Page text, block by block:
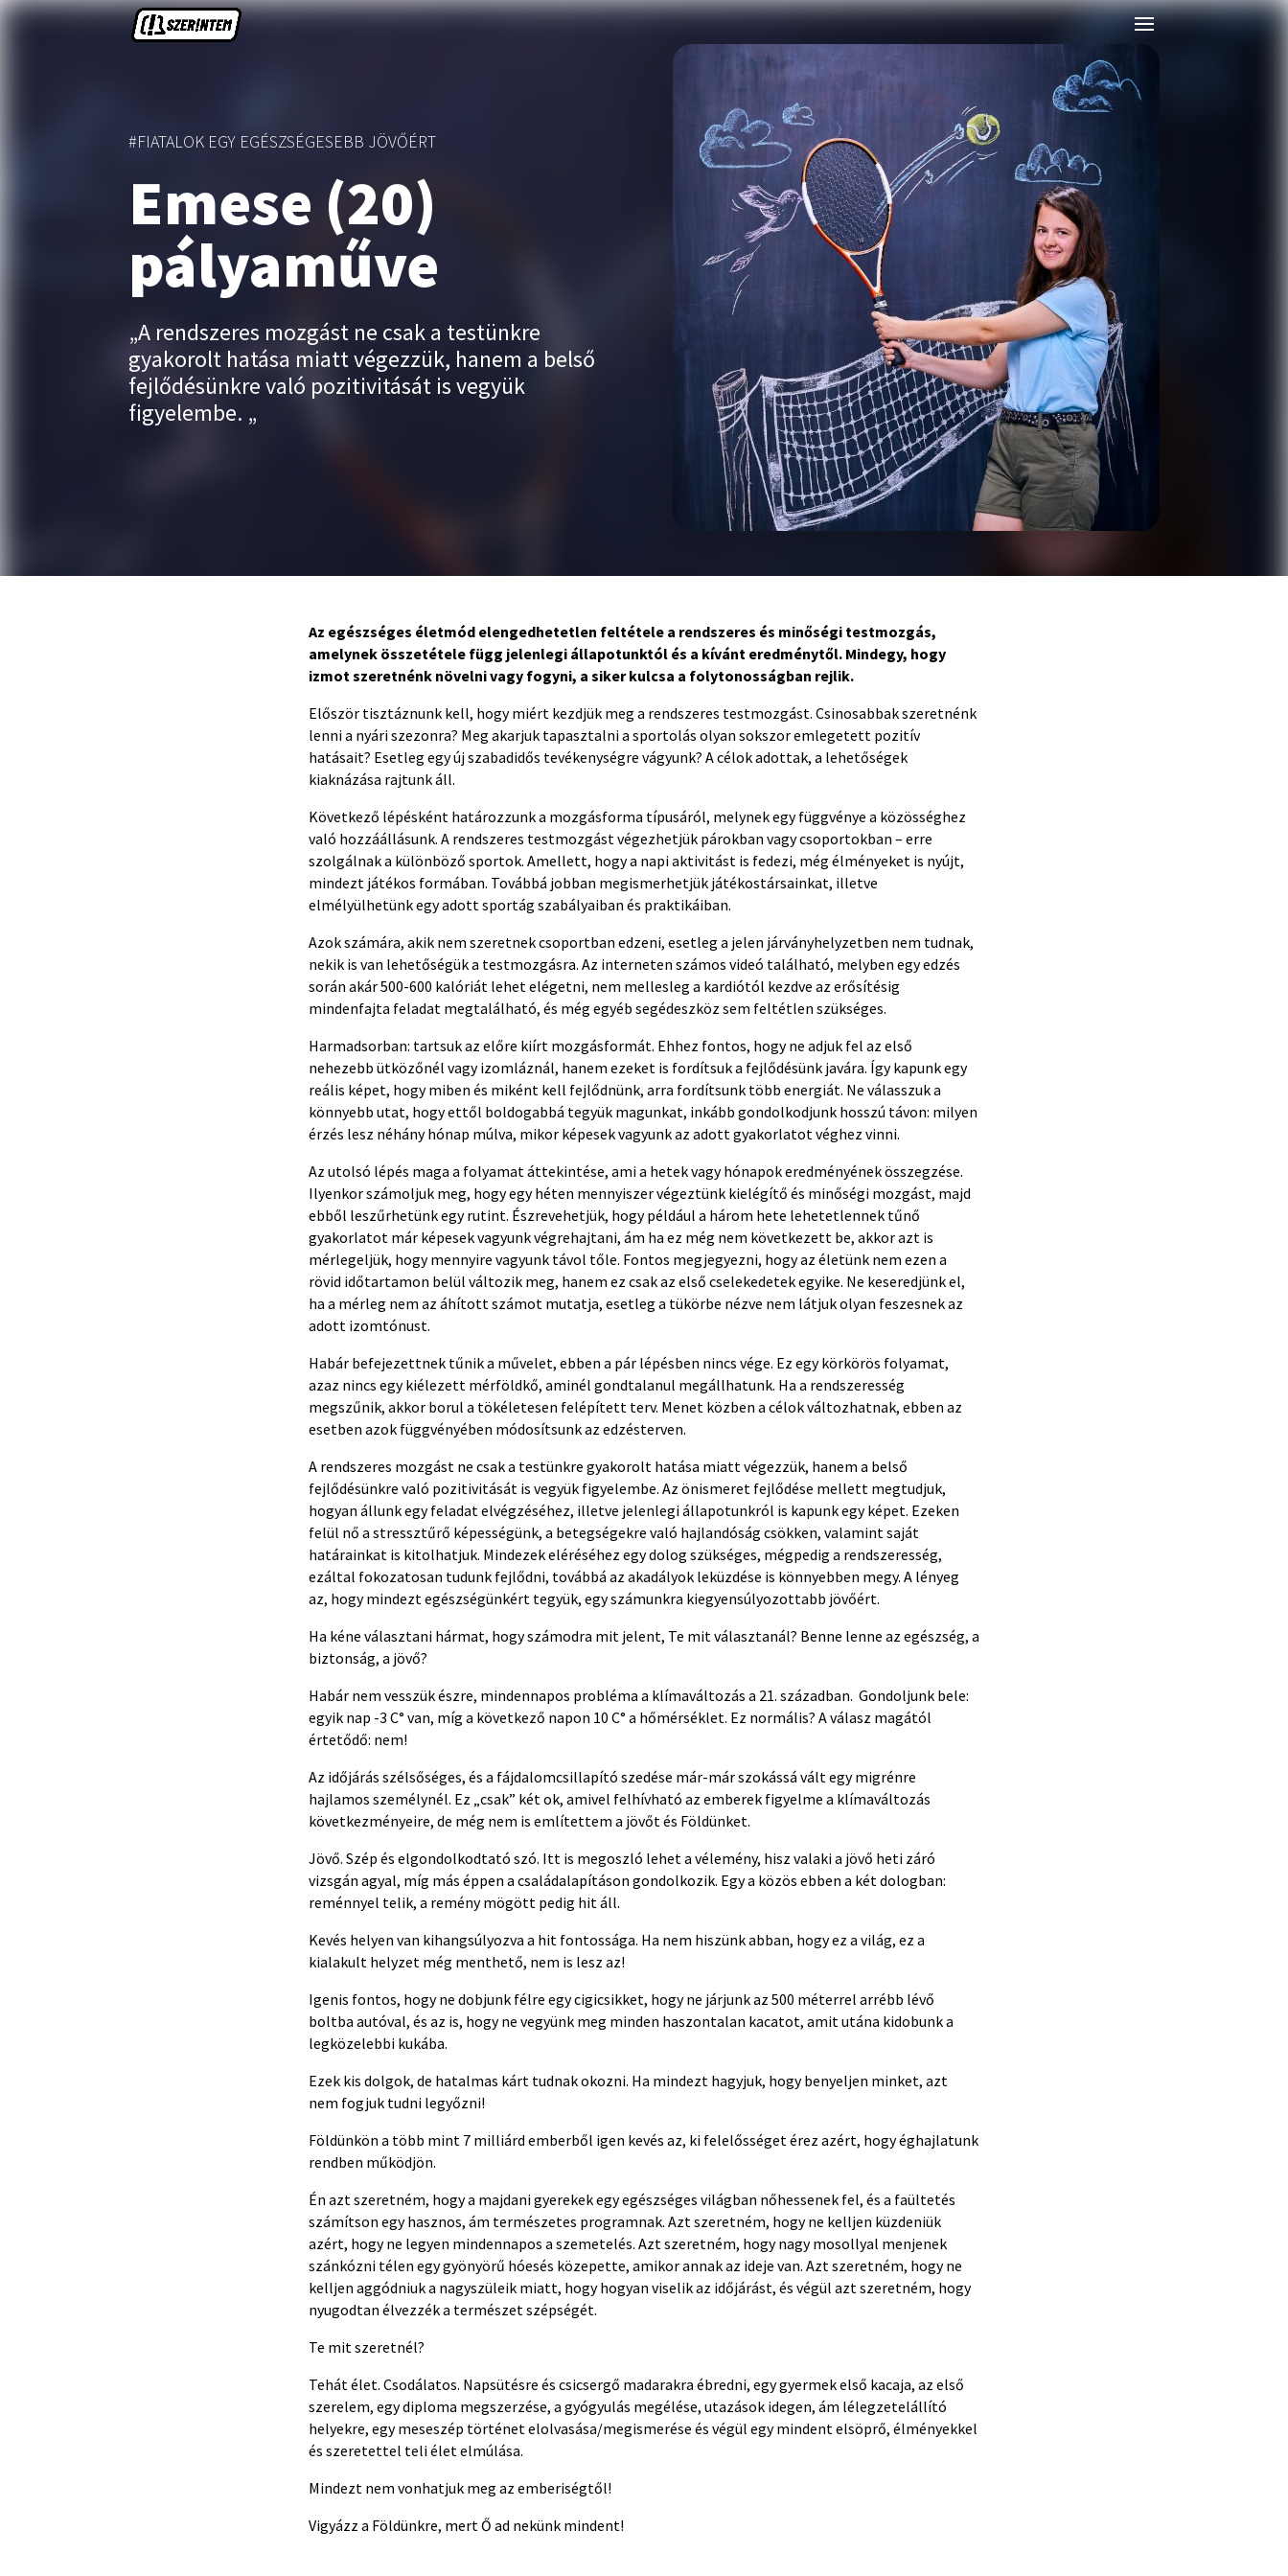
#FIATALOK EGY EGÉSZSÉGESEBB JÖVŐÉRT
Emese (20)
pályaműve
„A rendszeres mozgást ne csak a testünkre
gyakorolt hatása miatt végezzük, hanem a belső
fejlődésünkre való pozitivitását is vegyük
figyelembe. „
Az egészséges életmód elengedhetetlen feltétele a rendszeres és minőségi testmozgás,
amelynek összetétele függ jelenlegi állapotunktól és a kívánt eredménytől. Mindegy, hogy
izmot szeretnénk növelni vagy fogyni, a siker kulcsa a folytonosságban rejlik.
Először tisztáznunk kell, hogy miért kezdjük meg a rendszeres testmozgást. Csinosabbak szeretnénk
lenni a nyári szezonra? Meg akarjuk tapasztalni a sportolás olyan sokszor emlegetett pozitív
hatásait? Esetleg egy új szabadidős tevékenységre vágyunk? A célok adottak, a lehetőségek
kiaknázása rajtunk áll.
Következő lépésként határozzunk a mozgásforma típusáról, melynek egy függvénye a közösséghez
való hozzáállásunk. A rendszeres testmozgást végezhetjük párokban vagy csoportokban – erre
szolgálnak a különböző sportok. Amellett, hogy a napi aktivitást is fedezi, még élményeket is nyújt,
mindezt játékos formában. Továbbá jobban megismerhetjük játékostársainkat, illetve
elmélyülhetünk egy adott sportág szabályaiban és praktikáiban.
Azok számára, akik nem szeretnek csoportban edzeni, esetleg a jelen járványhelyzetben nem tudnak,
nekik is van lehetőségük a testmozgásra. Az interneten számos videó található, melyben egy edzés
során akár 500-600 kalóriát lehet elégetni, nem mellesleg a kardiótól kezdve az erősítésig
mindenfajta feladat megtalálható, és még egyéb segédeszköz sem feltétlen szükséges.
Harmadsorban: tartsuk az előre kiírt mozgásformát. Ehhez fontos, hogy ne adjuk fel az első
nehezebb ütközőnél vagy izomláznál, hanem ezeket is fordítsuk a fejlődésünk javára. Így kapunk egy
reális képet, hogy miben és miként kell fejlődnünk, arra fordítsunk több energiát. Ne válasszuk a
könnyebb utat, hogy ettől boldogabbá tegyük magunkat, inkább gondolkodjunk hosszú távon: milyen
érzés lesz néhány hónap múlva, mikor képesek vagyunk az adott gyakorlatot véghez vinni.
Az utolsó lépés maga a folyamat áttekintése, ami a hetek vagy hónapok eredményének összegzése.
Ilyenkor számoljuk meg, hogy egy héten mennyiszer végeztünk kielégítő és minőségi mozgást, majd
ebből leszűrhetünk egy rutint. Észrevehetjük, hogy például a három hete lehetetlennek tűnő
gyakorlatot már képesek vagyunk végrehajtani, ám ha ez még nem következett be, akkor azt is
mérlegeljük, hogy mennyire vagyunk távol tőle. Fontos megjegyezni, hogy az életünk nem ezen a
rövid időtartamon belül változik meg, hanem ez csak az első cselekedetek egyike. Ne keseredjünk el,
ha a mérleg nem az áhított számot mutatja, esetleg a tükörbe nézve nem látjuk olyan feszesnek az
adott izomtónust.
Habár befejezettnek tűnik a művelet, ebben a pár lépésben nincs vége. Ez egy körkörös folyamat,
azaz nincs egy kiélezett mérföldkő, aminél gondtalanul megállhatunk. Ha a rendszeresség
megszűnik, akkor borul a tökéletesen felépített terv. Menet közben a célok változhatnak, ebben az
esetben azok függvényében módosítsunk az edzésterven.
A rendszeres mozgást ne csak a testünkre gyakorolt hatása miatt végezzük, hanem a belső
fejlődésünkre való pozitivitását is vegyük figyelembe. Az önismeret fejlődése mellett megtudjuk,
hogyan állunk egy feladat elvégzéséhez, illetve jelenlegi állapotunkról is kapunk egy képet. Ezeken
felül nő a stressztűrő képességünk, a betegségekre való hajlandóság csökken, valamint saját
határainkat is kitolhatjuk. Mindezek eléréséhez egy dolog szükséges, mégpedig a rendszeresség,
ezáltal fokozatosan tudunk fejlődni, továbbá az akadályok leküzdése is könnyebben megy. A lényeg
az, hogy mindezt egészségünkért tegyük, egy számunkra kiegyensúlyozottabb jövőért.
Ha kéne választani hármat, hogy számodra mit jelent, Te mit választanál? Benne lenne az egészség, a
biztonság, a jövő?
Habár nem vesszük észre, mindennapos probléma a klímaváltozás a 21. században. Gondoljunk bele:
egyik nap -3 C° van, míg a következő napon 10 C° a hőmérséklet. Ez normális? A válasz magától
értetődő: nem!
Az időjárás szélsőséges, és a fájdalomcsillapító szedése már-már szokássá vált egy migrénre
hajlamos személynél. Ez „csak” két ok, amivel felhívható az emberek figyelme a klímaváltozás
következményeire, de még nem is említettem a jövőt és Földünket.
Jövő. Szép és elgondolkodtató szó. Itt is megoszló lehet a vélemény, hisz valaki a jövő heti záró
vizsgán agyal, míg más éppen a családalapításon gondolkozik. Egy a közös ebben a két dologban:
reménnyel telik, a remény mögött pedig hit áll.
Kevés helyen van kihangsúlyozva a hit fontossága. Ha nem hiszünk abban, hogy ez a világ, ez a
kialakult helyzet még menthető, nem is lesz az!
Igenis fontos, hogy ne dobjunk félre egy cigicsikket, hogy ne járjunk az 500 méterrel arrébb lévő
boltba autóval, és az is, hogy ne vegyünk meg minden haszontalan kacatot, amit utána kidobunk a
legközelebbi kukába.
Ezek kis dolgok, de hatalmas kárt tudnak okozni. Ha mindezt hagyjuk, hogy benyeljen minket, azt
nem fogjuk tudni legyőzni!
Földünkön a több mint 7 milliárd emberből igen kevés az, ki felelősséget érez azért, hogy éghajlatunk
rendben működjön.
Én azt szeretném, hogy a majdani gyerekek egy egészséges világban nőhessenek fel, és a faültetés
számítson egy hasznos, ám természetes programnak. Azt szeretném, hogy ne kelljen küzdeniük
azért, hogy ne legyen mindennapos a szemetelés. Azt szeretném, hogy nagy mosollyal menjenek
szánkózni télen egy gyönyörű hóesés közepette, amikor annak az ideje van. Azt szeretném, hogy ne
kelljen aggódniuk a nagyszüleik miatt, hogy hogyan viselik az időjárást, és végül azt szeretném, hogy
nyugodtan élvezzék a természet szépségét.
Te mit szeretnél?
Tehát élet. Csodálatos. Napsütésre és csicsergő madarakra ébredni, egy gyermek első kacaja, az első
szerelem, egy diploma megszerzése, a gyógyulás megélése, utazások idegen, ám lélegzetelállító
helyekre, egy meseszép történet elolvasása/megismerése és végül egy mindent elsöprő, élményekkel
és szeretettel teli élet elmúlása.
Mindezt nem vonhatjuk meg az emberiségtől!
Vigyázz a Földünkre, mert Ő ad nekünk mindent!